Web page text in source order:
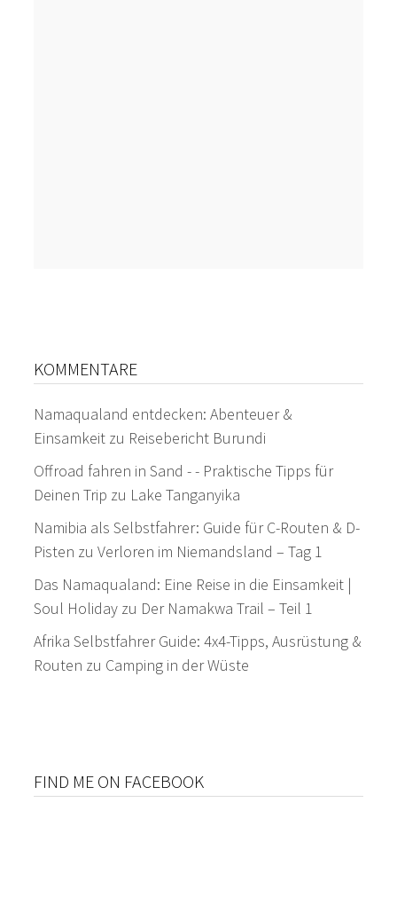
KOMMENTARE
Namaqualand entdecken: Abenteuer &
Einsamkeit zu Reisebericht Burundi
Offroad fahren in Sand - - Praktische Tipps für
Deinen Trip zu Lake Tanganyika
Namibia als Selbstfahrer: Guide für C-Routen & D-
Pisten zuVerloren im Niemandsland – Tag 1
Das Namaqualand: Eine Reise in die Einsamkeit |
Soul Holiday zu Der Namakwa Trail – Teil 1
Afrika Selbstfahrer Guide: 4x4-Tipps, Ausrüstung &
Routen zu Camping in der Wüste
FIND ME ON FACEBOOK